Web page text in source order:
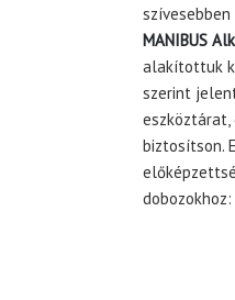
MANIBUS
alakítottuk
szerint
biztosítson.